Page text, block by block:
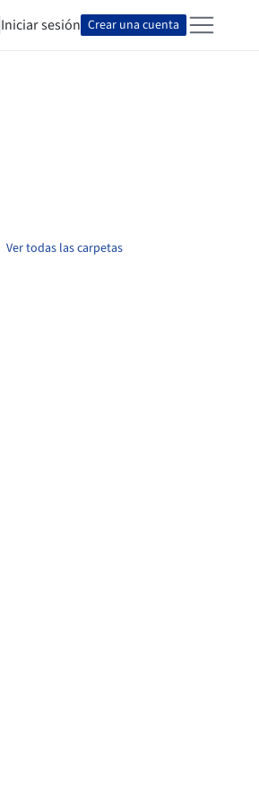
Iniciar sesión Crear una cuenta
Ver todas las carpetas